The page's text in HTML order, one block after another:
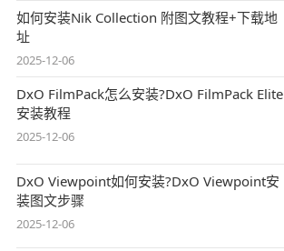
如何安装Nik Collection 附图文教程+下载地
址
2025-12-06
DxO FilmPack怎么安装?DxO FilmPack Elite
安装教程
2025-12-06
DxO Viewpoint如何安装?DxO Viewpoint安
装图文步骤
2025-12-06